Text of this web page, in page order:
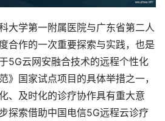
大学第一附属医院与广东省第二人
合作的一次重要探索与实践，也是
5G云网安融合技术的远程个性化
》国家试点项目的具体举措之一，
、及时化的诊疗协作具有重大意
探索借助中国电信5G远程云诊疗